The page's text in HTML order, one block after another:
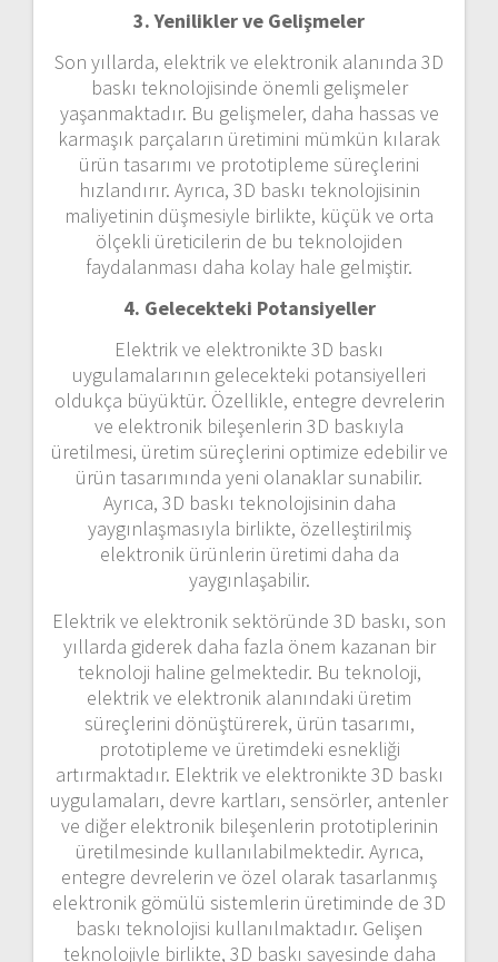
3. Yenilikler ve Gelişmeler
Son yıllarda, elektrik ve elektronik alanında 3D
baskı teknolojisinde önemli gelişmeler
yaşanmaktadır. Bu gelişmeler, daha hassas ve
karmaşık parçaların üretimini mümkün kılarak
ürün tasarımı ve prototipleme süreçlerini
hızlandırır. Ayrıca, 3D baskı teknolojisinin
maliyetinin düşmesiyle birlikte, küçük ve orta
ölçekli üreticilerin de bu teknolojiden
faydalanması daha kolay hale gelmiştir.
4. Gelecekteki Potansiyeller
Elektrik ve elektronikte 3D baskı
uygulamalarının gelecekteki potansiyelleri
oldukça büyüktür. Özellikle, entegre devrelerin
ve elektronik bileşenlerin 3D baskıyla
üretilmesi, üretim süreçlerini optimize edebilir ve
ürün tasarımında yeni olanaklar sunabilir.
Ayrıca, 3D baskı teknolojisinin daha
yaygınlaşmasıyla birlikte, özelleştirilmiş
elektronik ürünlerin üretimi daha da
yaygınlaşabilir.
Elektrik ve elektronik sektöründe 3D baskı, son
yıllarda giderek daha fazla önem kazanan bir
teknoloji haline gelmektedir. Bu teknoloji,
elektrik ve elektronik alanındaki üretim
süreçlerini dönüştürerek, ürün tasarımı,
prototipleme ve üretimdeki esnekliği
artırmaktadır. Elektrik ve elektronikte 3D baskı
uygulamaları, devre kartları, sensörler, antenler
ve diğer elektronik bileşenlerin prototiplerinin
üretilmesinde kullanılabilmektedir. Ayrıca,
entegre devrelerin ve özel olarak tasarlanmış
elektronik gömülü sistemlerin üretiminde de 3D
baskı teknolojisi kullanılmaktadır. Gelişen
teknolojiyle birlikte, 3D baskı sayesinde daha